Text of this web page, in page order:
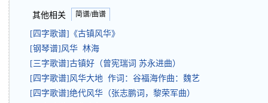
其他相关 简谱/曲谱
[四字歌谱]《古镇风华》
[钢琴谱]风华 林海
[三字歌谱]古镇好（曾宪瑞词 苏永进曲）
[四字歌谱]风华大地 作词：谷福海作曲：魏艺
[四字歌谱]绝代风华（张志鹏词，黎荣军曲）